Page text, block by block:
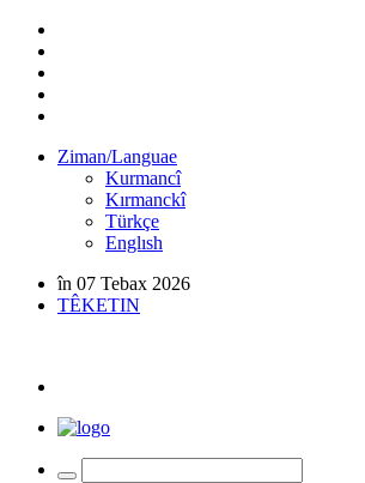
Ziman/Languae
Kurmancî
Kırmanckî
Türkçe
Englısh
în 07 Tebax 2026
TÊKETIN